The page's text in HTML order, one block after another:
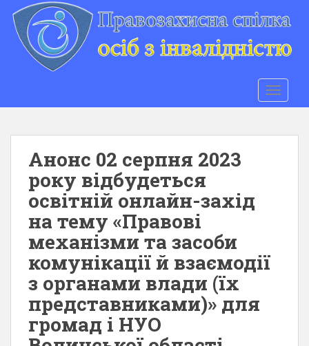
Анонс 02 серпня 2023
року відбудеться
освітній онлайн-захід
на тему «Правові
механізми та засоби
комунікації й взаємодії
з органами влади (їх
представниками)» для
громад і НУО